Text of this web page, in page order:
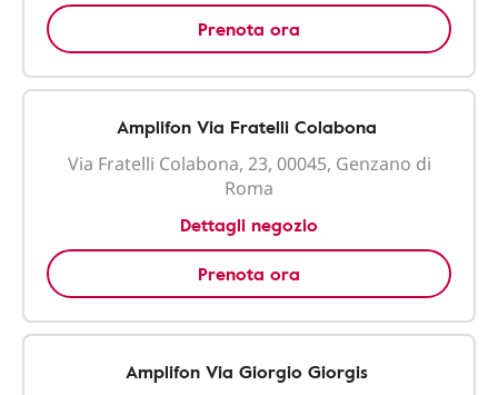
Prenota ora
Amplifon Via Fratelli Colabona
Via Fratelli Colabona, 23, 00045, Genzano di
Roma
Dettagli negozio
Prenota ora
Amplifon Via Giorgio Giorgis